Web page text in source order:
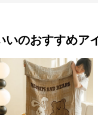
いのおすすめア